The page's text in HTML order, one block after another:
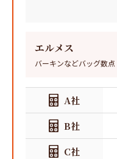
エルメス
バーキンなどバッグ数点
A社
B社
C社